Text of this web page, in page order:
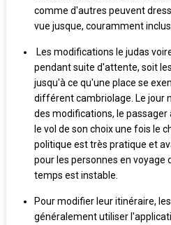
comme d'autres peuvent
vue jusque, couramment
Les modifications le judas
pendant suite d'attente, soit
jusqu'à ce qu'une place se
différent cambriolage. Le jour
des modifications, le
le vol de son choix une fois le
politique est très pratique et
pour les personnes en
temps est instable.
Pour modifier leur itinéraire,
généralement utiliser